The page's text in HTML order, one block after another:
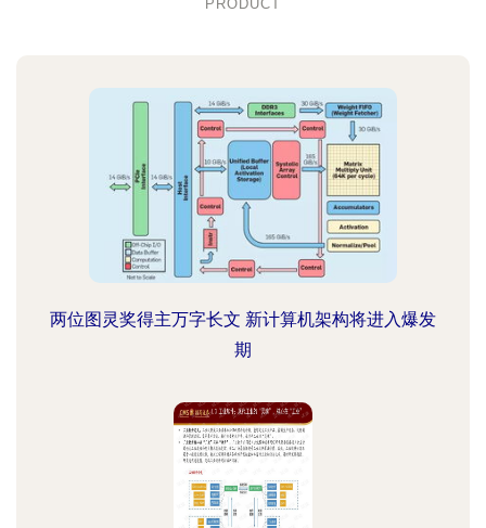
PRODUCT
两位图灵奖得主万字长文 新计算机架构将进入爆发
期